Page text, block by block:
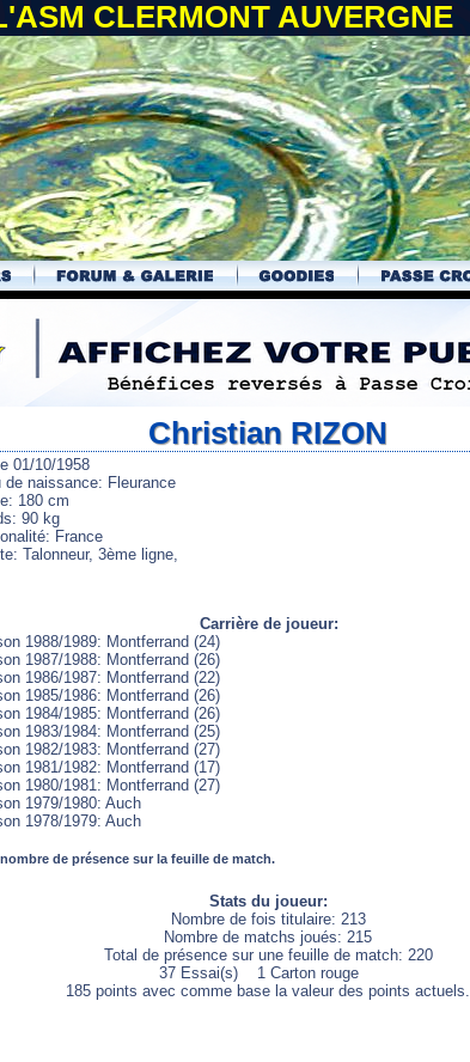
CLERMONT AUVERGNE
Christian RIZON
01/10/1958
de naissance: Fleurance
180 cm
90 kg
France
Talonneur, 3ème ligne,
Carrière de joueur:
1988/1989: Montferrand (24)
1987/1988: Montferrand (26)
1986/1987: Montferrand (22)
1985/1986: Montferrand (26)
1984/1985: Montferrand (26)
1983/1984: Montferrand (25)
1982/1983: Montferrand (27)
1981/1982: Montferrand (17)
1980/1981: Montferrand (27)
1979/1980: Auch
1978/1979: Auch
de présence sur la feuille de match.
Stats du joueur:
Nombre de fois titulaire: 213
Nombre de matchs joués: 215
Total de présence sur une feuille de match: 220
37 Essai(s) 1 Carton rouge
185 points avec comme base la valeur des points actuels.